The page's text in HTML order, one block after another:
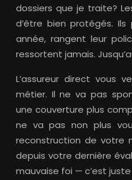
dossiers que je traite?
d’être bien protégés.
année, rangent leur
ressortent jamais.
L’assureur direct vous
métier. Il ne va pas
une couverture plus
ne va pas non plus
reconstruction de votre
depuis votre dernière
mauvaise foi — c’est